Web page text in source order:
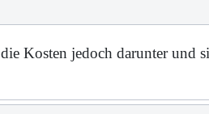
Kosten jedoch darunter und